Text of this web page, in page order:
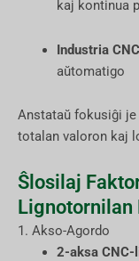
kaj kontinua
Industria
aŭtomatigo
Anstataŭ fokusiĝi
totalan valoron kaj
Ŝlosilaj
Lignotornilan
1. Akso-Agordo
2-aksa